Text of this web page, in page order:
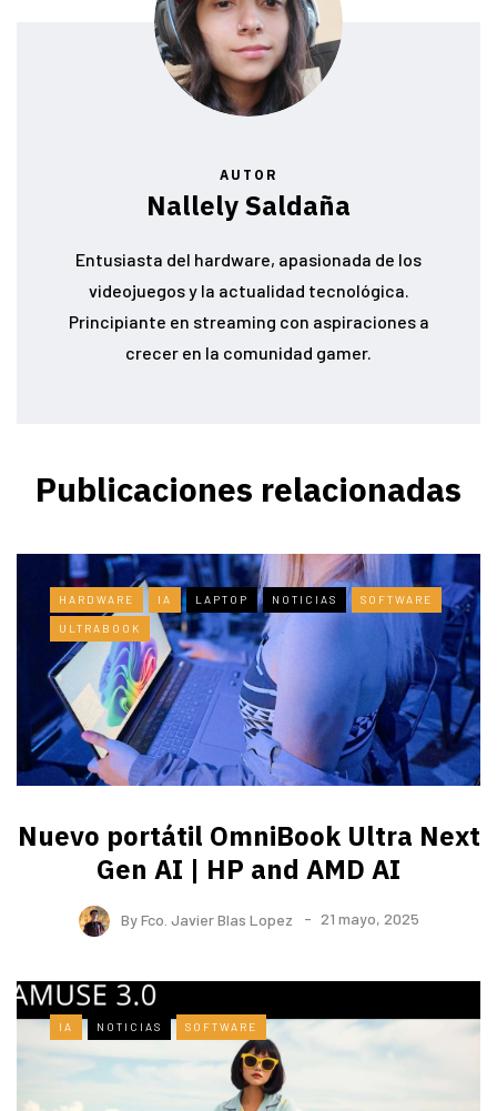
AUTOR
Nallely Saldaña
Entusiasta del hardware, apasionada de los
videojuegos y la actualidad tecnológica.
Principiante en streaming con aspiraciones a
crecer en la comunidad gamer.
Publicaciones relacionadas
HARDWARE IA LAPTOP NOTICIAS SOFTWARE
ULTRABOOK
Nuevo portátil OmniBook Ultra ​Next
Gen AI | HP and AMD AI
ByFco. Javier Blas Lopez 21 mayo, 2025
IA NOTICIAS SOFTWARE